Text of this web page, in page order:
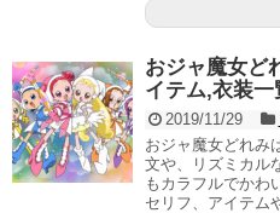
おジャ魔女ど
イテム,衣装一
2019/11/29
おジャ魔女どれみ
文や、リズミカル
もカラフルでかわ
セリフ、アイテム